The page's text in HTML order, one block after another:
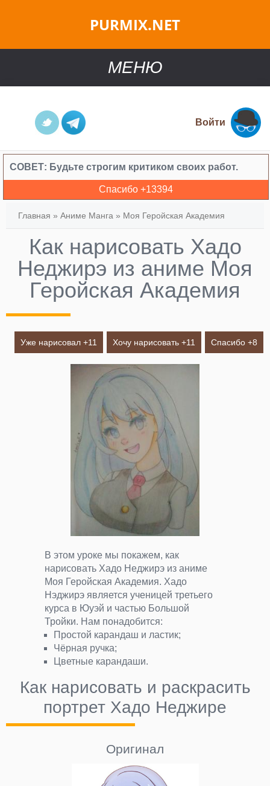
PURMIX.NET
МЕНЮ
Войти
СОВЕТ: Будьте строгим критиком своих работ.
Спасибо +13394
Главная » Аниме Манга » Моя Геройская Академия
Как нарисовать Хадо
Неджирэ из аниме Моя
Геройская Академия
Уже нарисовал +11 Хочу нарисовать +11 Спасибо +8
В этом уроке мы покажем, как
нарисовать Хадо Неджирэ из аниме
Моя Геройская Академия. Хадо
Нэджирэ является ученицей третьего
курса в Юуэй и частью Большой
Тройки. Нам понадобится:
Простой карандаш и ластик;
Чёрная ручка;
Цветные карандаши.
Как нарисовать и раскрасить
портрет Хадо Неджире
Оригинал